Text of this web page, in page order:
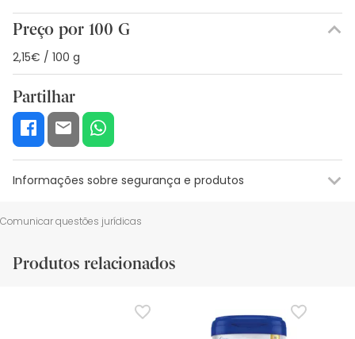
Preço por 100 G
2,15€ / 100 g
Partilhar
Informações sobre segurança e produtos
Recursos de segurança visual
De momento, não dispomos de imagens de segurança
Recomendamos que voltes mais tarde para veres as
actualizações. Entretanto, recomendamos que leias as
Comunicar questões jurídicas
Produtos relacionados